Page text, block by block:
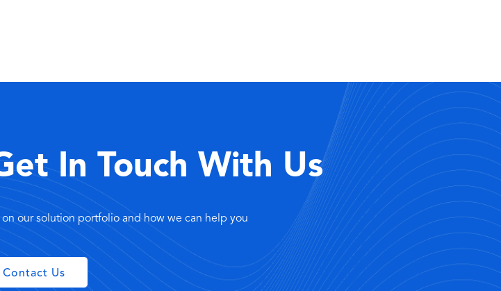
In Touch With Us
our solution portfolio and how we can help you
Contact Us